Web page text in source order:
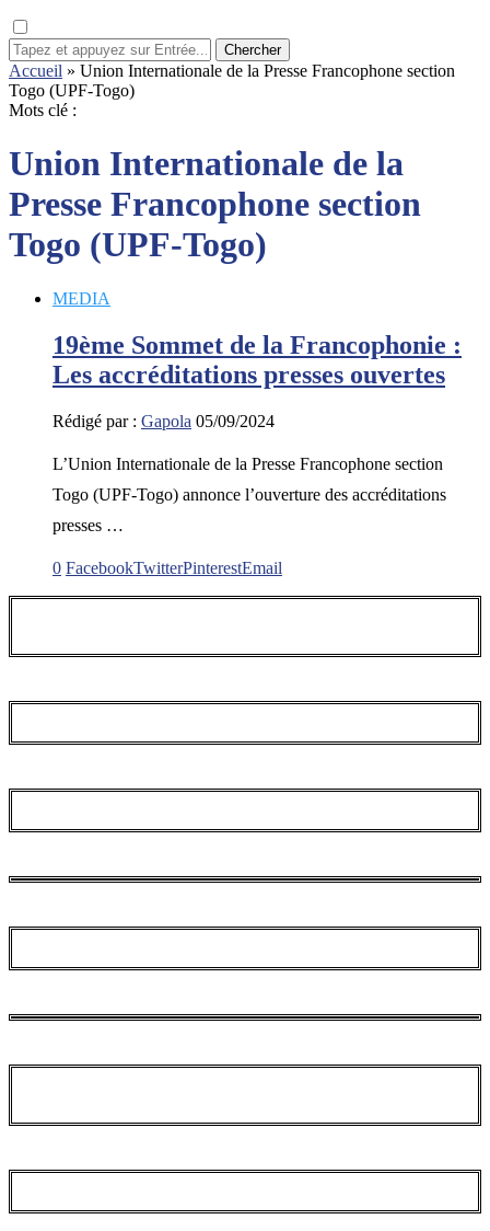
Chercher
Accueil » Union Internationale de la Presse Francophone section
Togo (UPF-Togo)
Mots clé :
Union Internationale de la
Presse Francophone section
Togo (UPF-Togo)
MEDIA
19ème Sommet de la Francophonie :
Les accréditations presses ouvertes
Rédigé par : Gapola 05/09/2024
L’Union Internationale de la Presse Francophone section
Togo (UPF-Togo) annonce l’ouverture des accréditations
presses …
0 FacebookTwitterPinterestEmail